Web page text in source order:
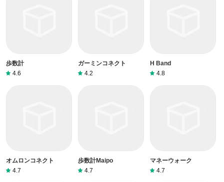
歩数計
4.6
ガーミンコネクト
4.2
H Band
4.8
オムロンコネクト
4.7
歩数計Maipo
4.7
マネーウォーク
4.7